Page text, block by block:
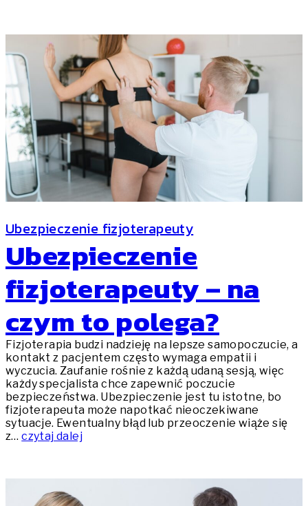
Ubezpieczenie fizjoterapeuty
Ubezpieczenie
fizjoterapeuty – na
czym to polega?
Fizjoterapia budzi nadzieję na lepsze samopoczucie, a
kontakt z pacjentem często wymaga empatii i
wyczucia. Zaufanie rośnie z każdą udaną sesją, więc
każdy specjalista chce zapewnić poczucie
bezpieczeństwa. Ubezpieczenie jest tu istotne, bo
fizjoterapeuta może napotkać nieoczekiwane
sytuacje. Ewentualny błąd lub przeoczenie wiąże się
z…czytaj dalej